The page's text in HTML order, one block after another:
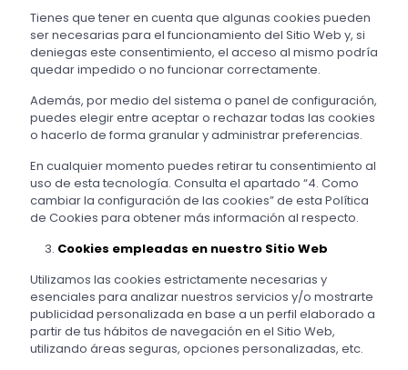
Tienes que tener en cuenta que algunas cookies pueden
ser necesarias para el funcionamiento del Sitio Web y, si
deniegas este consentimiento, el acceso al mismo podría
quedar impedido o no funcionar correctamente.
Además, por medio del sistema o panel de configuración,
puedes elegir entre aceptar o rechazar todas las cookies
o hacerlo de forma granular y administrar preferencias.
En cualquier momento puedes retirar tu consentimiento al
uso de esta tecnología. Consulta el apartado “4. Como
cambiar la configuración de las cookies” de esta Política
de Cookies para obtener más información al respecto.
Cookies empleadas en nuestro Sitio Web
Utilizamos las cookies estrictamente necesarias y
esenciales para analizar nuestros servicios y/o mostrarte
publicidad personalizada en base a un perfil elaborado a
partir de tus hábitos de navegación en el Sitio Web,
utilizando áreas seguras, opciones personalizadas, etc.